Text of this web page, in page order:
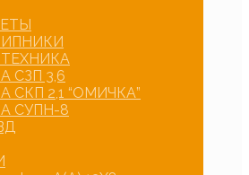
СЗП 3,6
СКП 2,1 “ОМИЧКА”
СУПН-8